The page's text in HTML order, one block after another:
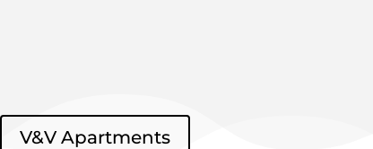
V&V Apartments